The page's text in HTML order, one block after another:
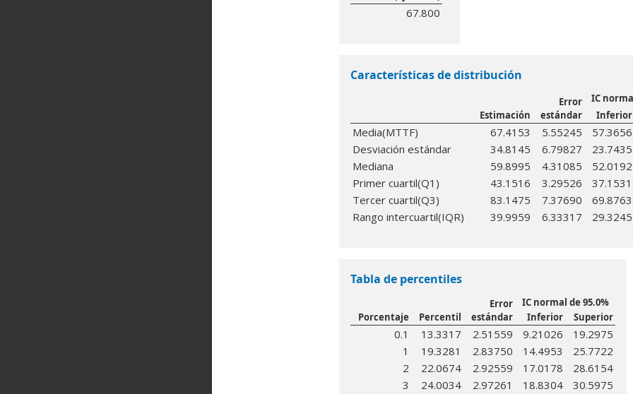
67.800
Características de distribución
Error
estándar
IC
Estimación
Inferior
Media(MTTF) 67.4153 5.55245 57.3656
Desviación estándar
34.8145 6.79827 23.7435
Mediana
59.8995 4.31085 52.0192
Primer cuartil(Q1)
43.1516 3.29526 37.1531
Tercer cuartil(Q3)
83.1475 7.37690 69.8763
Rango intercuartil(IQR)
39.9959 6.33317 29.3245
Tabla de percentiles
Error
estándar
IC normal de 95.0%
Porcentaje
Percentil Inferior Superior
0.1 13.3317 2.51559 9.21026
19.2975
1
19.3281 2.83750 14.4953
25.7722
2
22.0674 2.92559 17.0178
28.6154
3
24.0034 2.97261 18.8304
30.5975